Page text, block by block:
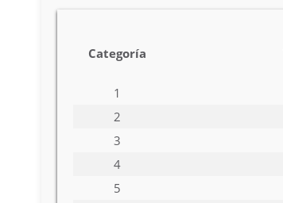
Categoría
1
2
3
4
5